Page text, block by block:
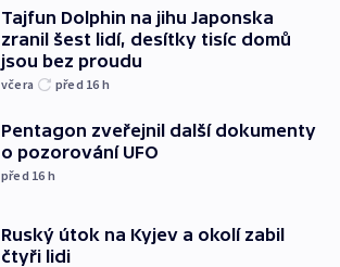
Tajfun Dolphin na jihu Japonska
zranil šest lidí, desítky tisíc domů
jsou bez proudu
včera před 16 h
Pentagon zveřejnil další dokumenty
o pozorování UFO
před 16 h
Ruský útok na Kyjev a okolí zabil
čtyři lidi